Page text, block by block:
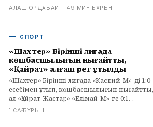
АЛАШ ОРДАБАЙ · 49 МИН БҰРЫН
СПОРТ
«Шахтер» Бірінші лигада
көшбасшылығын нығайтты,
«Қайрат» алғаш рет ұтылды
«Шахтер» Бірінші лигада «Каспий-М»-ді 1:0
есебімен ұтып, көшбасшылығын нығайтты,
ал «Қайрат-Жастар» «Елімай-М»-ге 0:1
есебімен алғаш рет ұтылды.
1 САҒ БҰРЫН